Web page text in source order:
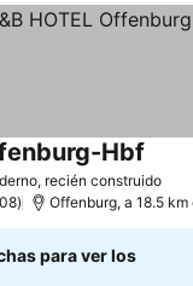
recién construidoVer
Hbf
Offenburg, a 18.5 km
para ver los